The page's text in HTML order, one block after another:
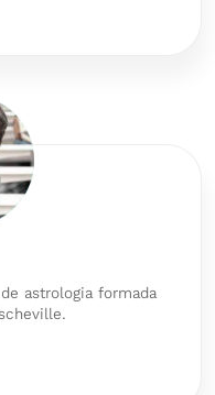
astrologia formada